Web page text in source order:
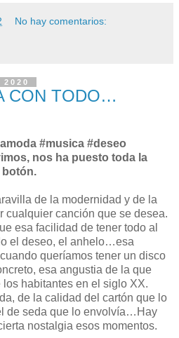
No hay comentarios:
CON TODO…
#musica #deseo
nos ha puesto toda la
botón.
de la modernidad y de la
cualquier canción que se desea.
esa facilidad de tener todo al
el deseo, el anhelo…esa
queríamos tener un disco
esa angustia de la que
habitantes en el siglo XX.
de la calidad del cartón que lo
de seda que lo envolvía…Hay
nostalgia esos momentos.